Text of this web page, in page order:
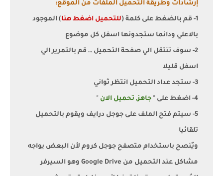
إرشادات وطريقة التحميل الملفات من الموقع:
1- قم بالضغط على كلمة ( للتحميل اضغط هنا) الموجود
بالاعلي ودائما ستجدونها اسفل كل موضوع
2- سوف تنتقل الي صفحة التحميل … قم بالتمرير الي
اسفل قليلا
3- ستجد عداد التحميل انتظر ثواني
4- اضغط على " جاهز, تحميل الان "
5- سيتم فتح الملف على جوجل درايف ويقوم بالتحميل
تلقائيا
ويٌنصح باستخدام متصفح جوجل كروم لأن البعض يواجه
مشاكل عند التحميل من Google Drive وهو السيرفر